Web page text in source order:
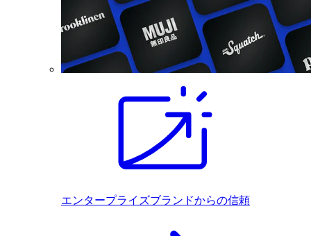
エンタープライズブランドからの信頼